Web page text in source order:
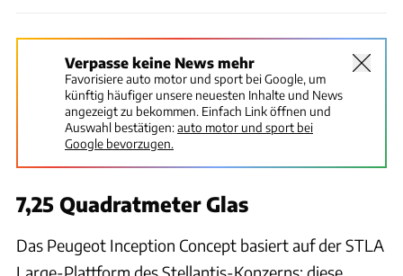
Verpasse keine News mehr
Favorisiere auto motor und sport bei Google, um
künftig häufiger unsere neuesten Inhalte und News
angezeigt zu bekommen. Einfach Link öffnen und
Auswahl bestätigen:auto motor und sport bei
Google bevorzugen.
7,25 Quadratmeter Glas
Das Peugeot Inception Concept basiert auf der STLA
Large-Plattform des Stellantis-Konzerns; diese